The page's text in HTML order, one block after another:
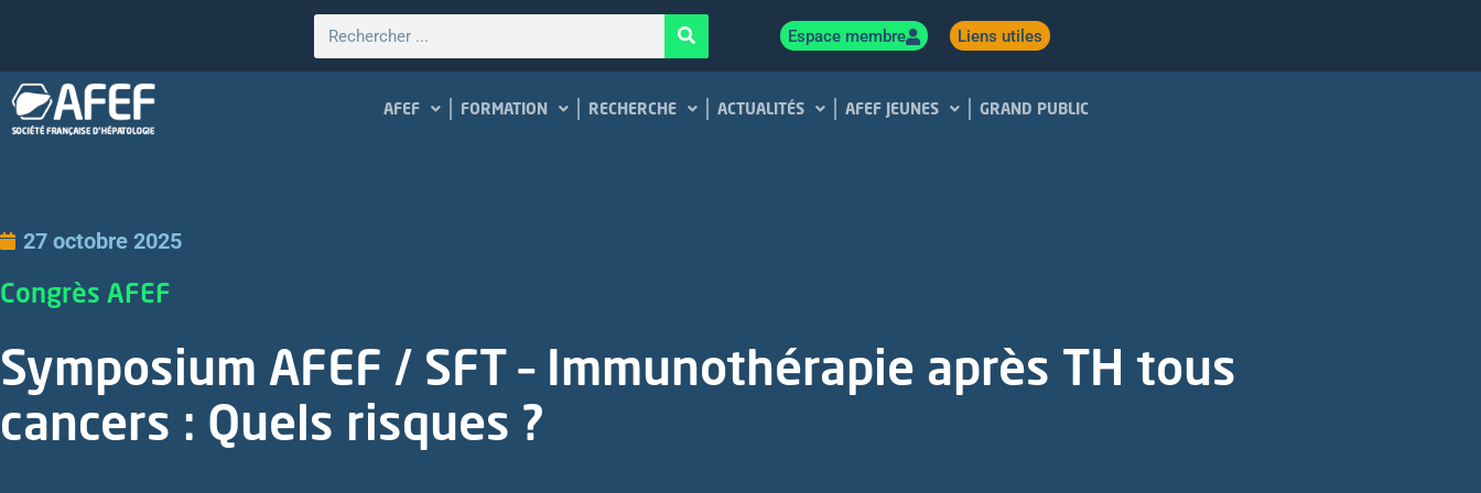
Espace membre Liens utiles
AFEF FORMATION RECHERCHE ACTUALITÉS AFEF JEUNES GRAND PUBLIC
27 octobre 2025
Congrès AFEF
Symposium AFEF / SFT – Immunothérapie après TH tous
cancers : Quels risques ?